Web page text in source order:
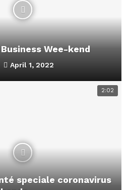
Wee-kend
April 1, 2022
2:02
speciale coronavirus